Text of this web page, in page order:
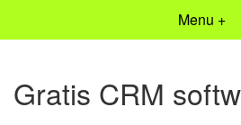
Menu +
Gratis CRM